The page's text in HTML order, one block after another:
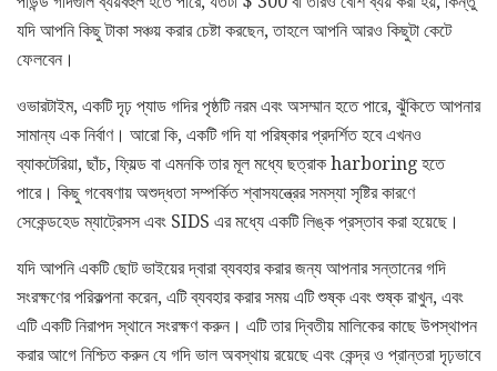
যদি আপনি কিছু টাকা সঞ্চয় করার চেষ্টা করছেন, তাহলে আপনি আরও কিছুটা কেটে
ফেলবেন।
ওভারটাইম, একটি দৃঢ় প্যাড গদির পৃষ্ঠটি নরম এবং অসম্মান হতে পারে, ঝুঁকিতে আপনার
সামান্য এক নির্বাণ। আরো কি, একটি গদি যা পরিষ্কার প্রদর্শিত হবে এখনও
ব্যাকটেরিয়া, ছাঁচ, ফ্যিল্ড বা এমনকি তার মূল মধ্যে ছত্রাক harboring হতে
পারে। কিছু গবেষণায় অশুদ্ধতা সম্পর্কিত শ্বাসযন্ত্রের সমস্যা সৃষ্টির কারণে
সেকেন্ডহেড ম্যাট্রেসস এবং SIDS এর মধ্যে একটি লিঙ্ক প্রস্তাব করা হয়েছে।
যদি আপনি একটি ছোট ভাইয়ের দ্বারা ব্যবহার করার জন্য আপনার সন্তানের গদি
সংরক্ষণের পরিকল্পনা করেন, এটি ব্যবহার করার সময় এটি শুষ্ক এবং শুষ্ক রাখুন, এবং
এটি একটি নিরাপদ স্থানে সংরক্ষণ করুন। এটি তার দ্বিতীয় মালিকের কাছে উপস্থাপন
করার আগে নিশ্চিত করুন যে গদি ভাল অবস্থায় রয়েছে এবং কেন্দ্র ও প্রান্তরা দৃঢ়ভাবে